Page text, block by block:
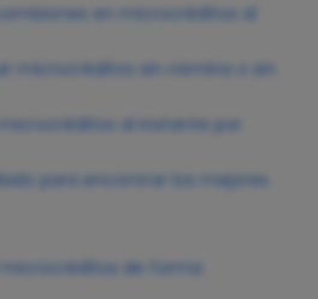
en microcréditos al
microcréditos sin nómina o sin
al instante por
para encontrar los mejores
microcréditos de forma